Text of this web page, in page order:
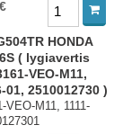
HONDA
( lygiavertis
VEO-M11,
01, 2510012730 )
M11, 1111-